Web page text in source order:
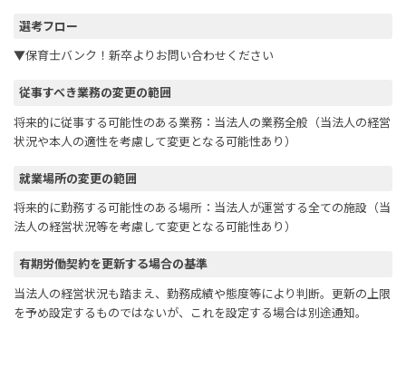
選考フロー
▼保育士バンク！新卒よりお問い合わせください
従事すべき業務の変更の範囲
将来的に従事する可能性のある業務：当法人の業務全般（当法人の経営
状況や本人の適性を考慮して変更となる可能性あり）
就業場所の変更の範囲
将来的に勤務する可能性のある場所：当法人が運営する全ての施設（当
法人の経営状況等を考慮して変更となる可能性あり）
有期労働契約を更新する場合の基準
当法人の経営状況も踏まえ、勤務成績や態度等により判断。更新の上限
を予め設定するものではないが、これを設定する場合は別途通知。